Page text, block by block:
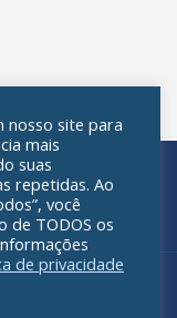
nosso site para
mais
suas
repetidas. Ao
você
de TODOS os
de privacidade